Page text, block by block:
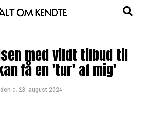
med vildt tilbud til
få en 'tur' af mig'
d. 23. august 2024